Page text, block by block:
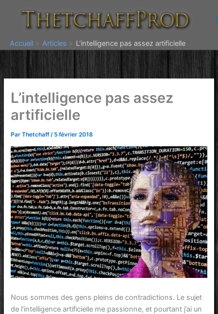
contenu
Accueil
Articles L’intelligence pas assez artificielle
L’intelligence pas assez
artificielle
ParThetchaff/ 5 février 2018
Nous sommes des gens pleins de contradictions. Le sujet
de l’intelligence artificielle me passionne, et pourtant j’ai un